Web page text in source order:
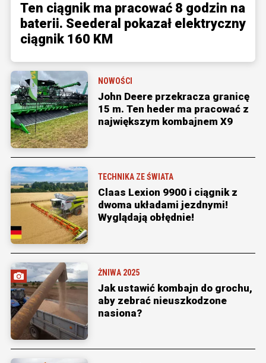
Ten ciągnik ma pracować 8 godzin na
baterii. Seederal pokazał elektryczny
ciągnik 160 KM
NOWOŚCI
John Deere przekracza granicę
15 m. Ten heder ma pracować z
największym kombajnem X9
TECHNIKA ZE ŚWIATA
Claas Lexion 9900 i ciągnik z
dwoma układami jezdnymi!
Wyglądają obłędnie!
ŻNIWA 2025
Jak ustawić kombajn do grochu,
aby zebrać nieuszkodzone
nasiona?